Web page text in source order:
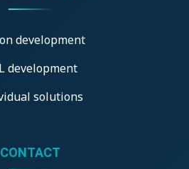
development
development
solutions
CONTACT